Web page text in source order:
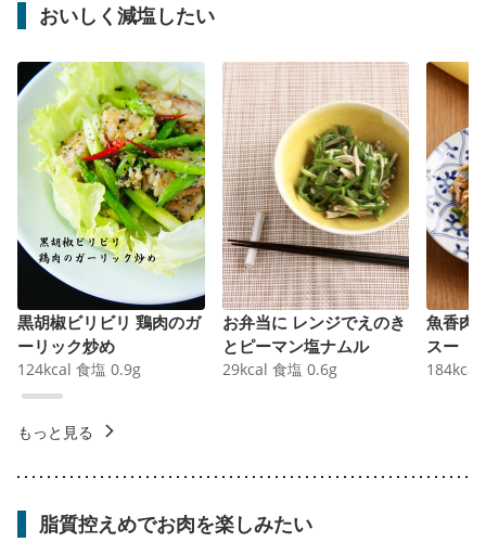
おいしく減塩したい
黒胡椒ビリビリ 鶏肉のガ
ーリック炒め
124kcal 食塩 0.9g
お弁当に レンジでえのき
とピーマン塩ナムル
29kcal 食塩 0.6g
魚香肉
スー
184kcal
もっと見る
脂質控えめでお肉を楽しみたい